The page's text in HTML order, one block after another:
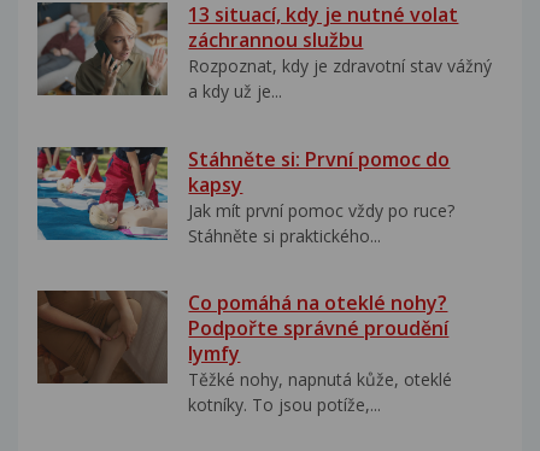
13 situací, kdy je nutné volat
záchrannou službu
Rozpoznat, kdy je zdravotní stav vážný
a kdy už je...
Stáhněte si: První pomoc do
kapsy
Jak mít první pomoc vždy po ruce?
Stáhněte si praktického...
Co pomáhá na oteklé nohy?
Podpořte správné proudění
lymfy
Těžké nohy, napnutá kůže, oteklé
kotníky. To jsou potíže,...